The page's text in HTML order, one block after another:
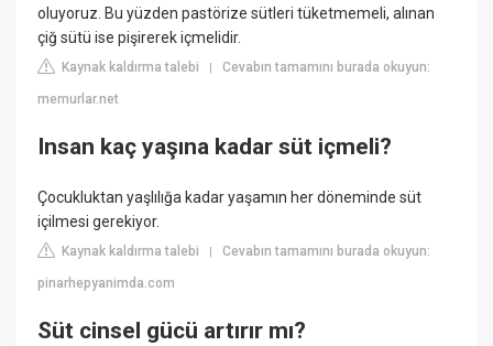
oluyoruz. Bu yüzden pastörize sütleri tüketmemeli, alınan
çiğ sütü ise pişirerek içmelidir.
Kaynak kaldırma talebi |Cevabın tamamını burada okuyun:
memurlar.net
Insan kaç yaşına kadar süt içmeli?
Çocukluktan yaşlılığa kadar yaşamın her döneminde süt
içilmesi gerekiyor.
Kaynak kaldırma talebi |Cevabın tamamını burada okuyun:
pinarhepyanimda.com
Süt cinsel gücü artırır mı?